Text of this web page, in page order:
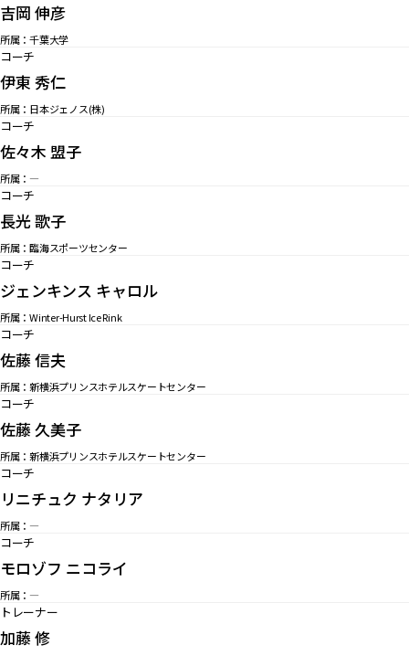
吉岡 伸彦
所属：千葉大学
コーチ
伊東 秀仁
所属：日本ジェノス(株)
コーチ
佐々木 盟子
所属：—
コーチ
長光 歌子
所属：臨海スポーツセンター
コーチ
ジェンキンス キャロル
所属：Winter-Hurst Ice Rink
コーチ
佐藤 信夫
所属：新横浜プリンスホテルスケートセンター
コーチ
佐藤 久美子
所属：新横浜プリンスホテルスケートセンター
コーチ
リニチュク ナタリア
所属：—
コーチ
モロゾフ ニコライ
所属：—
トレーナー
加藤 修